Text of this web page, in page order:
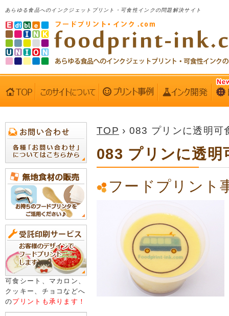
あらゆる食品へのインクジェットプリント・可食性インクの問題解決サイト
可食シート、マカロン、
クッキー、チョコなどへ
のプリントも承ります！
TOP › 083 プリンに透明可
083 プリンに透明
フードプリント